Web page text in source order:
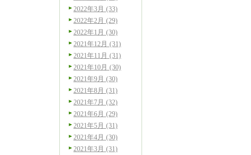
2022年3月 (33)
2022年2月 (29)
2022年1月 (30)
2021年12月 (31)
2021年11月 (31)
2021年10月 (30)
2021年9月 (30)
2021年8月 (31)
2021年7月 (32)
2021年6月 (29)
2021年5月 (31)
2021年4月 (30)
2021年3月 (31)